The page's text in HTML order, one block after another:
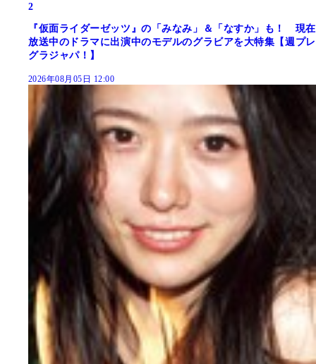
2
『仮面ライダーゼッツ』の「みなみ」＆「なすか」も！ 現在
放送中のドラマに出演中のモデルのグラビアを大特集【週プレ
グラジャパ！】
2026年08月05日 12:00